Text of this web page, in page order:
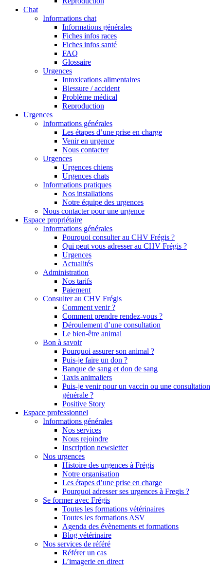
Chat
Informations chat
Informations générales
Fiches infos races
Fiches infos santé
FAQ
Glossaire
Urgences
Intoxications alimentaires
Blessure / accident
Problème médical
Reproduction
Urgences
Informations générales
Les étapes d’une prise en charge
Venir en urgence
Nous contacter
Urgences
Urgences chiens
Urgences chats
Informations pratiques
Nos installations
Notre équipe des urgences
Nous contacter pour une urgence
Espace propriétaire
Informations générales
Pourquoi consulter au CHV Frégis ?
Qui peut vous adresser au CHV Frégis ?
Urgences
Actualités
Administration
Nos tarifs
Paiement
Consulter au CHV Frégis
Comment venir ?
Comment prendre rendez-vous ?
Déroulement d’une consultation
Le bien-être animal
Bon à savoir
Pourquoi assurer son animal ?
Puis-je faire un don ?
Banque de sang et don de sang
Taxis animaliers
Puis-je venir pour un vaccin ou une consultation
générale ?
Positive Story
Espace professionnel
Informations générales
Nos services
Nous rejoindre
Inscription newsletter
Nos urgences
Histoire des urgences à Frégis
Notre organisation
Les étapes d’une prise en charge
Pourquoi adresser ses urgences à Fregis ?
Se former avec Frégis
Toutes les formations vétérinaires
Toutes les formations ASV
Agenda des évènements et formations
Blog vétérinaire
Nos services de référé
Référer un cas
L’imagerie en direct